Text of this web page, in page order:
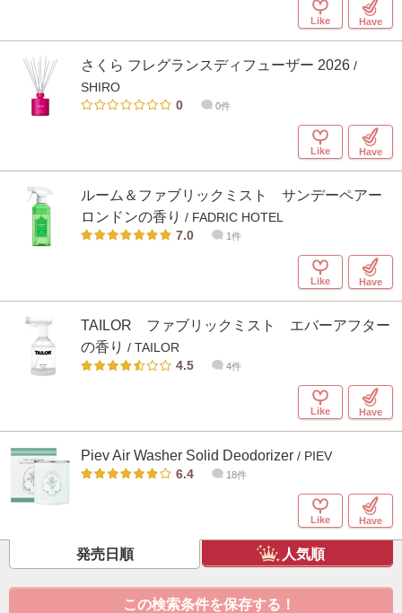
Like Have
さくら フレグランスディフューザー 2026 /
SHIRO
0
0件
Like Have
ルーム＆ファブリックミスト サンデーペアー
ロンドンの香り / FADRIC HOTEL
7.0
1件
Like Have
TAILOR ファブリックミスト エバーアフター
の香り / TAILOR
4.5
4件
Like Have
Piev Air Washer Solid Deodorizer / PIEV
6.4
18件
Like Have
発売日順 人気順
この検索条件を保存する！